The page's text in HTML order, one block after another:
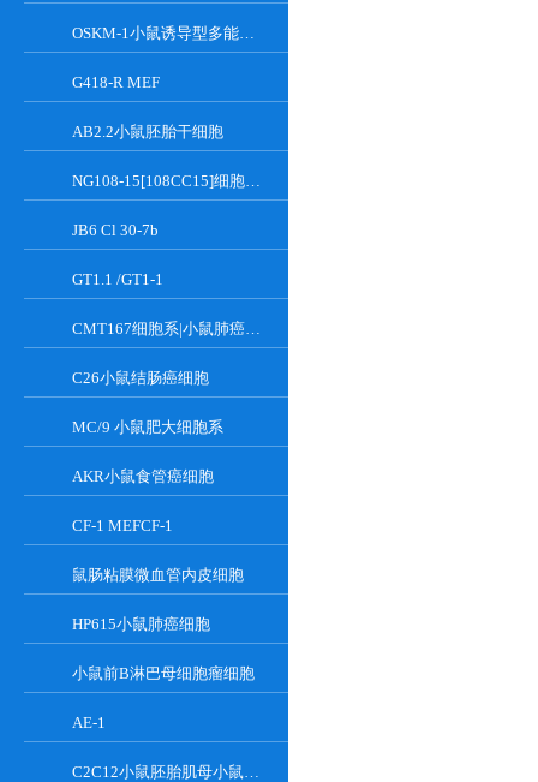
OSKM-1小鼠诱导型多能干细胞
G418-R MEF
AB2.2小鼠胚胎干细胞
NG108-15[108CC15]细胞系|小鼠神经母瘤与大鼠胶质瘤之融合细胞
JB6 Cl 30-7b
GT1.1 /GT1-1
CMT167细胞系|小鼠肺癌细胞
C26小鼠结肠癌细胞
MC/9 小鼠肥大细胞系
AKR小鼠食管癌细胞
CF-1 MEFCF-1
鼠肠粘膜微血管内皮细胞
HP615小鼠肺癌细胞
小鼠前B淋巴母细胞瘤细胞
AE-1
C2C12小鼠胚胎肌母小鼠胚胎肌母细胞